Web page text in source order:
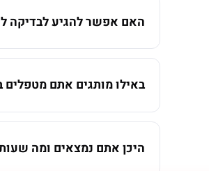
האם אפשר להגיע לבדיקה
באילו מותגים אתם מטפלים
היכן אתם נמצאים ומה